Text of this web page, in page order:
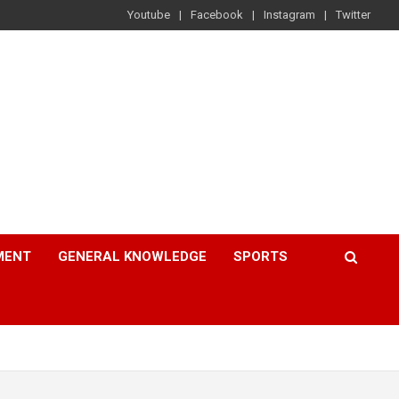
Youtube Facebook Instagram Twitter
GENERAL KNOWLEDGE SPORTS